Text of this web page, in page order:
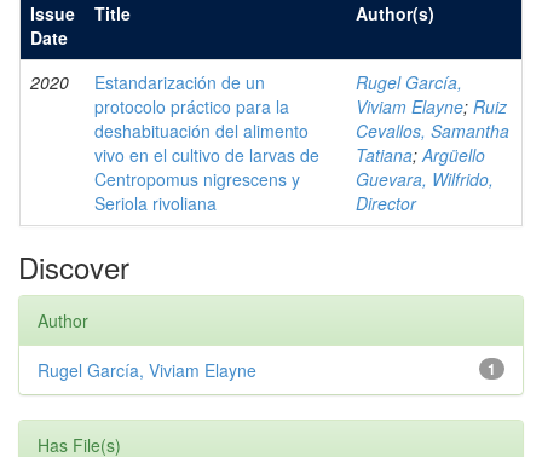
Issue
Date
Title Author(s)
2020
Estandarización de un
protocolo práctico para la
deshabituación del alimento
vivo en el cultivo de larvas de
Centropomus nigrescens y
Seriola rivoliana
Rugel García,
Viviam Elayne; Ruiz
Cevallos, Samantha
Tatiana;Argüello
Guevara, Wilfrido,
Director
Discover
Author
1
Rugel García, Viviam Elayne
Has File(s)